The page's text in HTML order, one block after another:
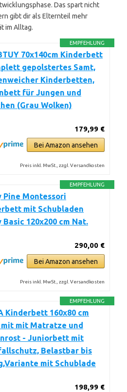
Das spart nicht
gibt dir als Elternteil mehr
im Alltag.
EMPFEHLUNG
70x140cm Kinderbett
gepolstertes Samt,
Kinderbetten,
für Jungen und
(Grau Wolken)
179,99 €
Bei Amazon ansehen
Preis inkl. MwSt., zzgl. Versandkosten
EMPFEHLUNG
Pine Montessori
mit Schubladen
Basic 120x200 cm Nat.
290,00 €
Bei Amazon ansehen
Preis inkl. MwSt., zzgl. Versandkosten
EMPFEHLUNG
Kinderbett 160x80 cm
mit Matratze und
- Juniorbett mit
Belastbar bis
mit Schublade
198,99 €